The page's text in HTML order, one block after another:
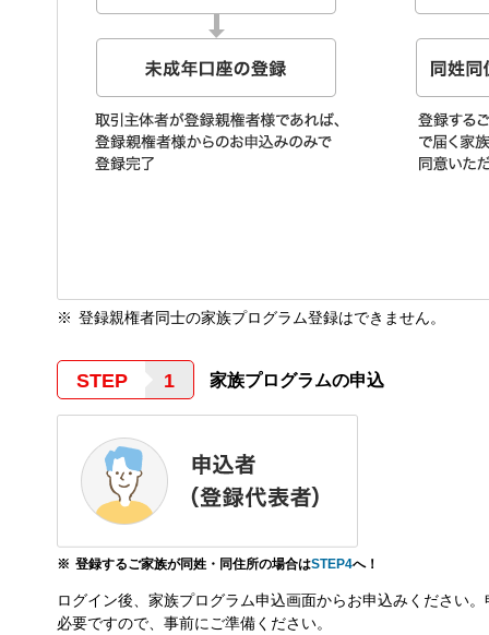
登録親権者同士の家族プログラム登録はできません。
STEP 家族プログラムの申込
登録するご家族が同姓・同住所の場合はSTEP4へ！
ログイン後、家族プログラム申込画面からお申込みください
必要ですので、事前にご準備ください。